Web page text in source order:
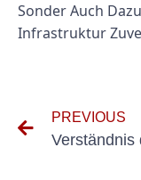
Sonder Auch
Infrastruktur
PREVIOUS